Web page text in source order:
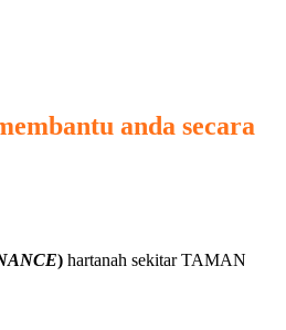
anda secara
) hartanah sekitar TAMAN